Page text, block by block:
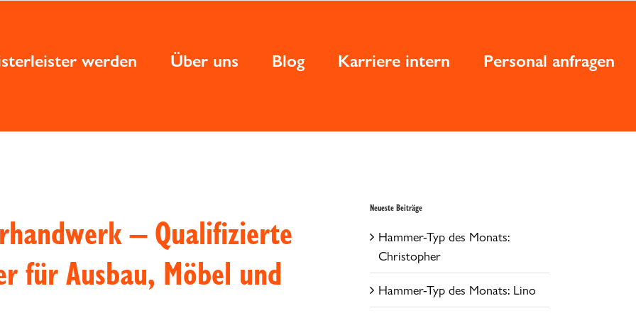
werden Über uns Blog Karriere intern Personal anfragen
– Qualifizierte
für Ausbau, Möbel und
Neueste Beiträge
Hammer-Typ des Monats:
Christopher
Hammer-Typ des Monats: Lino